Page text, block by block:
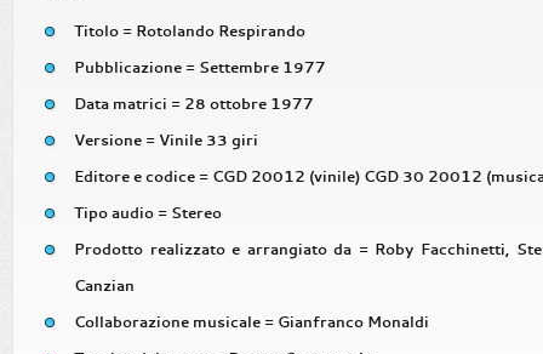
Titolo = Rotolando Respirando
Pubblicazione = Settembre 1977
Data matrici = 28 ottobre 1977
Versione = Vinile 33 giri
Editore e codice = CGD 20012 (vinile) CGD 30 20012
Tipo audio = Stereo
Prodotto realizzato e arrangiato da = Roby Facchinetti,
Canzian
Collaborazione musicale = Gianfranco Monaldi